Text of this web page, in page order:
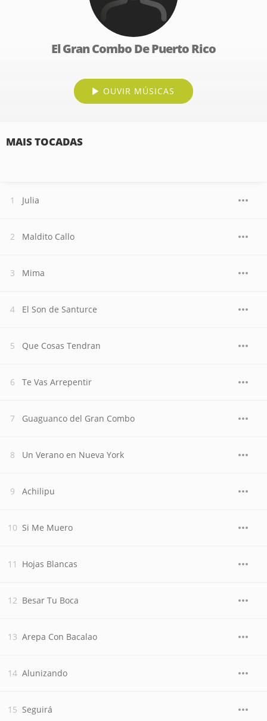
El Gran Combo De Puerto Rico
OUVIR MÚSICAS
MAIS TOCADAS
Julia
Maldito Callo
Mima
El Son de Santurce
Que Cosas Tendran
Te Vas Arrepentir
Guaguanco del Gran Combo
Un Verano en Nueva York
Achilipu
Si Me Muero
Hojas Blancas
Besar Tu Boca
Arepa Con Bacalao
Alunizando
Seguirá